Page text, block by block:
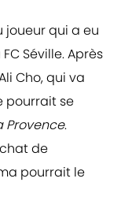
joueur qui a eu
Séville. Après
Cho, qui va
pourrait se
Provence.
de
pourrait le